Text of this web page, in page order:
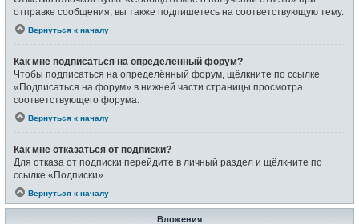
отправке сообщения, вы также подпишетесь на соответствующую тему.
Вернуться к началу
Как мне подписаться на определённый форум?
Чтобы подписаться на определённый форум, щёлкните по ссылке
«Подписаться на форум» в нижней части страницы просмотра
соответствующего форума.
Вернуться к началу
Как мне отказаться от подписки?
Для отказа от подписки перейдите в личный раздел и щёлкните по
ссылке «Подписки».
Вернуться к началу
Вложения